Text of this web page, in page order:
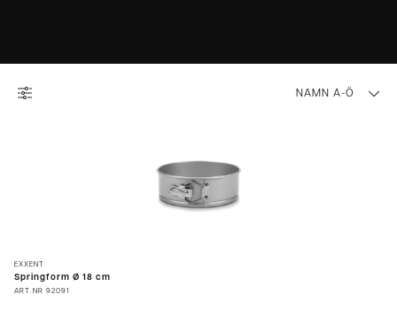
NAMN A-Ö
EXXENT
Springform Ø 18 cm
ART.NR 92091